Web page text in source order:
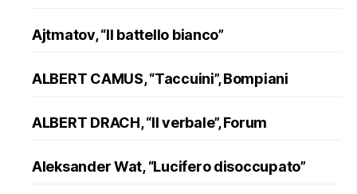
Ajtmatov, “Il battello bianco”
ALBERT CAMUS, “Taccuini”, Bompiani
ALBERT DRACH, “Il verbale”, Forum
Aleksander Wat, “Lucifero disoccupato”